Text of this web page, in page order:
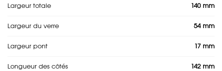
Largeur totale 140 mm
Largeur du verre 54 mm
Largeur pont 17 mm
Longueur des côtés 142 mm